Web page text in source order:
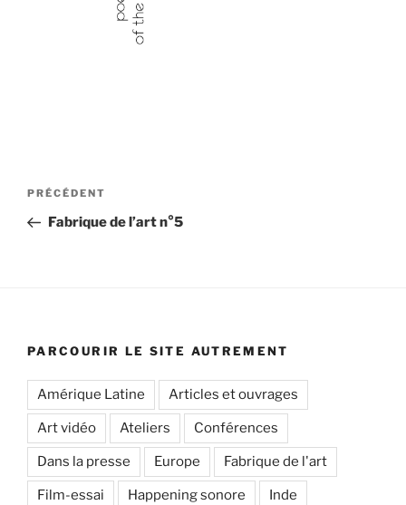
Navigation
l’article
Article
précédent
PRÉCÉDENT
Fabrique de l’art n°5
PARCOURIR LE SITE AUTREMENT
Amérique Latine Articles et ouvrages
Art vidéo Ateliers Conférences
Dans la presse Europe Fabrique de l'art
Film-essai Happening sonore Inde